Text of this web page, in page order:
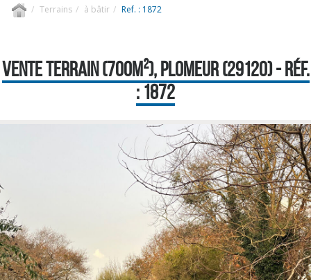
Terrains à bâtir Ref. : 1872
VENTE TERRAIN (700M²), PLOMEUR (29120) - RÉF.
: 1872